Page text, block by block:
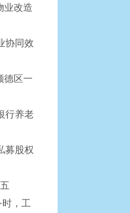
业改造
协同效
德区一
行养老
募股权
，工